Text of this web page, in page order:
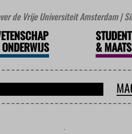
de Vrije Universiteit Amsterdam |
&